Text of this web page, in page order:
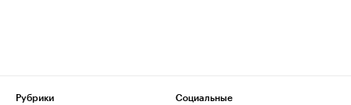
Рубрики
Социальные